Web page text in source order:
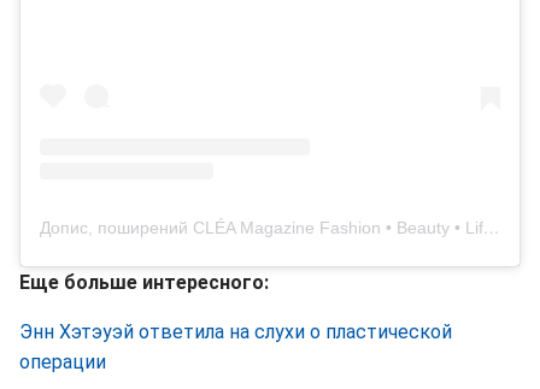
Допис, поширений CLÉA Magazine Fashion • Beauty • Lifestyle (@cleamagazines)
Еще больше интересного:
Энн Хэтэуэй ответила на слухи о пластической
операции